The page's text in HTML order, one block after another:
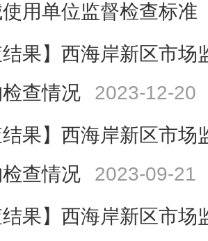
用单位监督检查标准
结果】西海岸新区市
查情况
2023-12-20
结果】西海岸新区市
查情况
2023-09-21
结果】西海岸新区市